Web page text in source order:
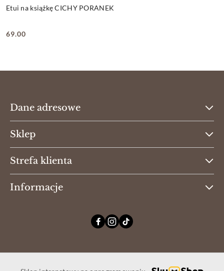
Etui na książkę CICHY PORANEK
Cena:
69.00
Dane adresowe
Sklep
Strefa klienta
Informacje